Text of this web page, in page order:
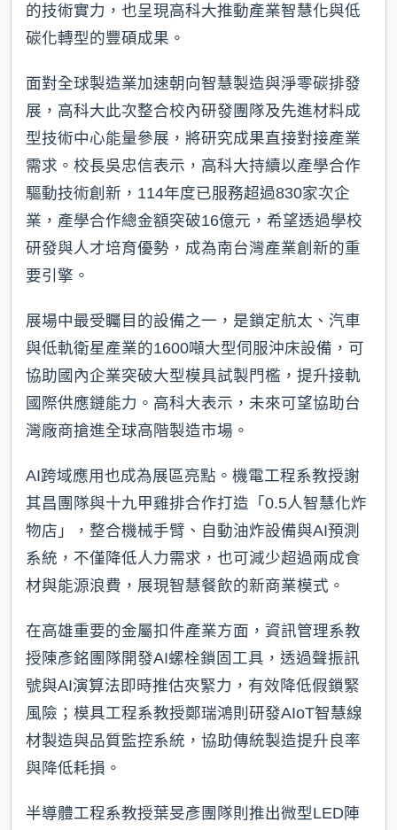
的技術實力，也呈現高科大推動產業智慧化與低
碳化轉型的豐碩成果。
面對全球製造業加速朝向智慧製造與淨零碳排發
展，高科大此次整合校內研發團隊及先進材料成
型技術中心能量參展，將研究成果直接對接產業
需求。校長吳忠信表示，高科大持續以產學合作
驅動技術創新，114年度已服務超過830家次企
業，產學合作總金額突破16億元，希望透過學校
研發與人才培育優勢，成為南台灣產業創新的重
要引擎。
展場中最受矚目的設備之一，是鎖定航太、汽車
與低軌衛星產業的1600噸大型伺服沖床設備，可
協助國內企業突破大型模具試製門檻，提升接軌
國際供應鏈能力。高科大表示，未來可望協助台
灣廠商搶進全球高階製造市場。
AI跨域應用也成為展區亮點。機電工程系教授謝
其昌團隊與十九甲雞排合作打造「0.5人智慧化炸
物店」，整合機械手臂、自動油炸設備與AI預測
系統，不僅降低人力需求，也可減少超過兩成食
材與能源浪費，展現智慧餐飲的新商業模式。
在高雄重要的金屬扣件產業方面，資訊管理系教
授陳彥銘團隊開發AI螺栓鎖固工具，透過聲振訊
號與AI演算法即時推估夾緊力，有效降低假鎖緊
風險；模具工程系教授鄭瑞鴻則研發AIoT智慧線
材製造與品質監控系統，協助傳統製造提升良率
與降低耗損。
半導體工程系教授葉旻彥團隊則推出微型LED陣